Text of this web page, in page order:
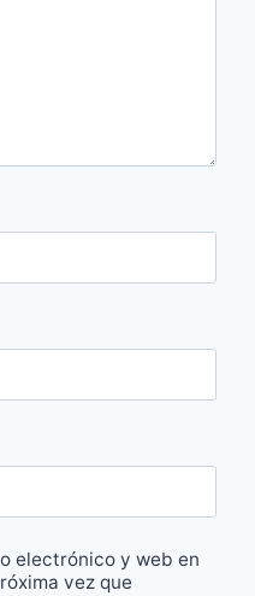
electrónico y web en
vez que